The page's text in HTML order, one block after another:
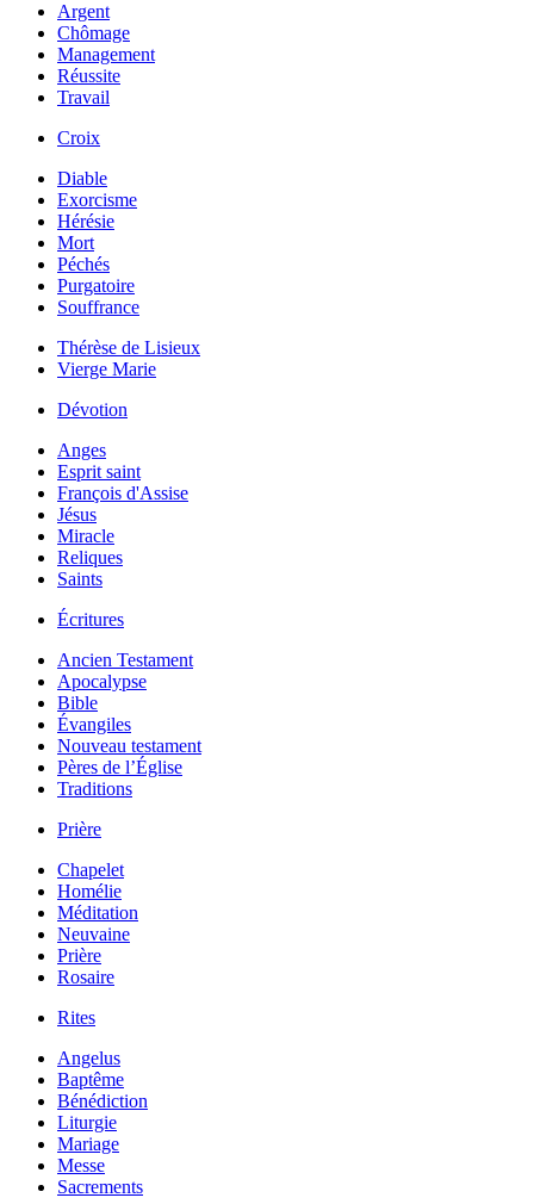
Argent
Chômage
Management
Réussite
Travail
Croix
Diable
Exorcisme
Hérésie
Mort
Péchés
Purgatoire
Souffrance
Thérèse de Lisieux
Vierge Marie
Dévotion
Anges
Esprit saint
François d'Assise
Jésus
Miracle
Reliques
Saints
Écritures
Ancien Testament
Apocalypse
Bible
Évangiles
Nouveau testament
Pères de l’Église
Traditions
Prière
Chapelet
Homélie
Méditation
Neuvaine
Prière
Rosaire
Rites
Angelus
Baptême
Bénédiction
Liturgie
Mariage
Messe
Sacrements